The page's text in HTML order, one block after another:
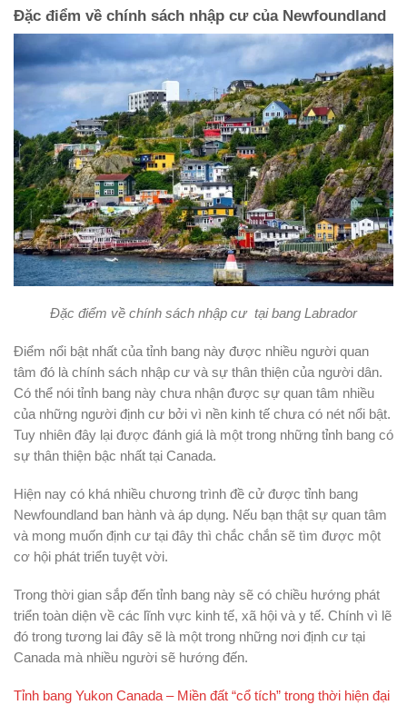
Đặc điểm về chính sách nhập cư của Newfoundland
Đặc điểm về chính sách nhập cư tại bang Labrador
Điểm nổi bật nhất của tỉnh bang này được nhiều người quan
tâm đó là chính sách nhập cư và sự thân thiện của người dân.
Có thể nói tỉnh bang này chưa nhận được sự quan tâm nhiều
của những người định cư bởi vì nền kinh tế chưa có nét nổi bật.
Tuy nhiên đây lại được đánh giá là một trong những tỉnh bang có
sự thân thiện bậc nhất tại Canada.
Hiện nay có khá nhiều chương trình đề cử được tỉnh bang
Newfoundland ban hành và áp dụng. Nếu bạn thật sự quan tâm
và mong muốn định cư tại đây thì chắc chắn sẽ tìm được một
cơ hội phát triển tuyệt vời.
Trong thời gian sắp đến tỉnh bang này sẽ có chiều hướng phát
triển toàn diện về các lĩnh vực kinh tế, xã hội và y tế. Chính vì lẽ
đó trong tương lai đây sẽ là một trong những nơi định cư tại
Canada mà nhiều người sẽ hướng đến.
Tỉnh bang Yukon Canada – Miền đất “cổ tích” trong thời hiện đại